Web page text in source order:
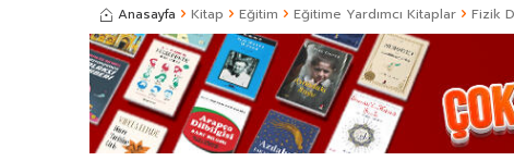
Anasayfa Kitap Eğitim Eğitime Yardımcı Kitaplar Fizik